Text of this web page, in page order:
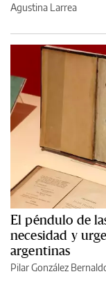
Agustina Larrea
El péndulo de
necesidad y
argentinas
Pilar González